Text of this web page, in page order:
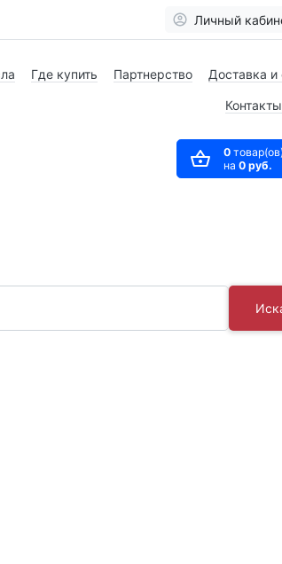
Личный
Где купить Партнерство Доставка и
Контакты
0
на 0 руб.